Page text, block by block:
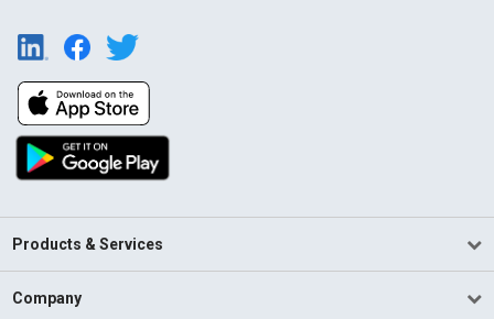
Products & Services
Company